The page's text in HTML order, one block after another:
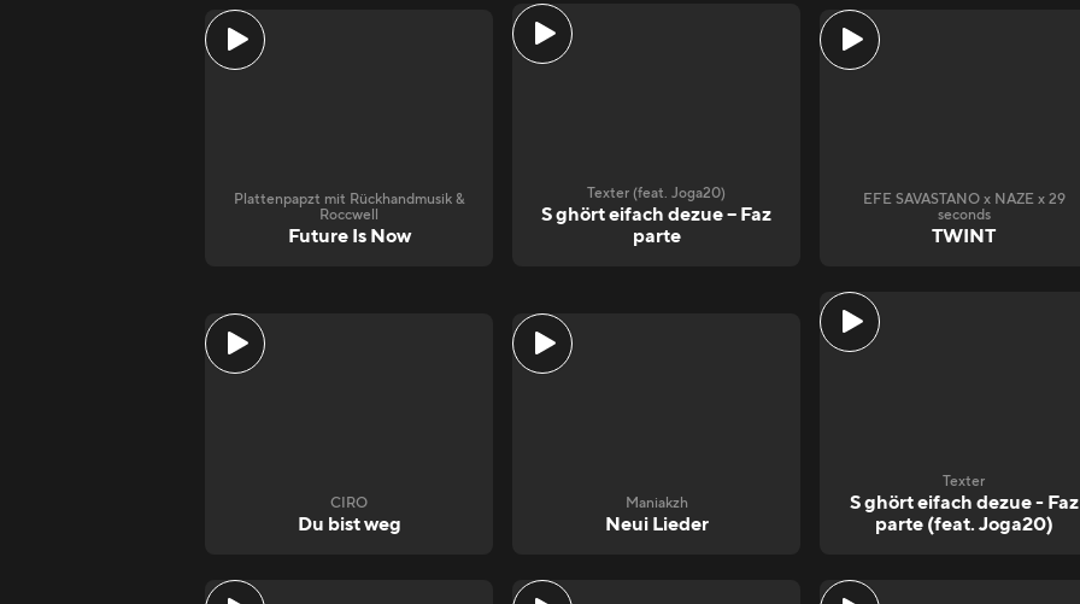
Plattenpapzt mit Rückhandmusik &
Roccwell
Future Is Now
Texter (feat. Joga20)
S ghört eifach dezue – Faz
parte
EFE SAVASTANO x NAZE x 29
seconds
TWINT
CIRO
Du bist weg
Maniakzh
Neui Lieder
Texter
S ghört eifach dezue - Faz
parte (feat. Joga20)